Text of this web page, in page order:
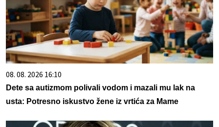
08. 08. 2026 16:10
Dete sa autizmom polivali vodom i mazali mu lak na
usta: Potresno iskustvo žene iz vrtića za Mame